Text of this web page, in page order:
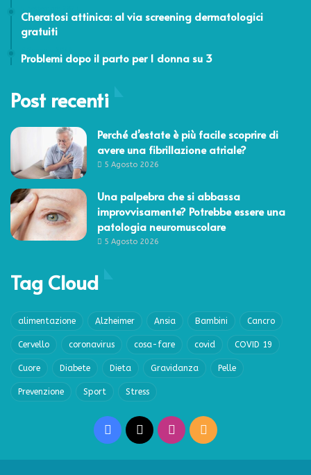
Cheratosi attinica: al via screening dermatologici
gratuiti
Problemi dopo il parto per 1 donna su 3
Post recenti
Perché d’estate è più facile scoprire di
avere una fibrillazione atriale?
5 Agosto 2026
Una palpebra che si abbassa
improvvisamente? Potrebbe essere una
patologia neuromuscolare
5 Agosto 2026
Tag Cloud
alimentazione Alzheimer Ansia Bambini Cancro
Cervello coronavirus cosa-fare covid COVID 19
Cuore Diabete Dieta Gravidanza Pelle
Prevenzione Sport Stress
Facebook Instagram
RSS